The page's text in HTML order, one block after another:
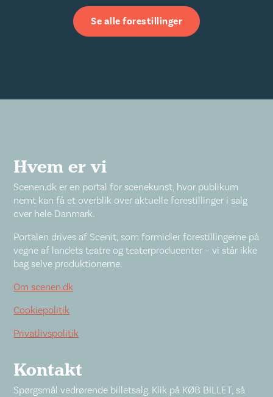
Se alle forestillinger
Hvem er vi
Scenen.dk er en portal for scenekunst, hvor publikum
nemt kan få et overblik over aktuelle forestillinger i salg
over hele Danmark.
Portalen drives af Scenit, som formidler forestillingerne på
vegne af landets teatre og teaterproducenter – vi står ikke
bag selve produktionerne.
Om scenen.dk
Cookiepolitik
Privatlivspolitik
Kontakt
Spørgsmål vedrørende billetsalg. Klik på KØB BILLET, så